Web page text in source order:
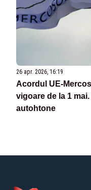
26 apr. 2026, 16:19
Acordul UE-
vigoare de la 1
autohtone